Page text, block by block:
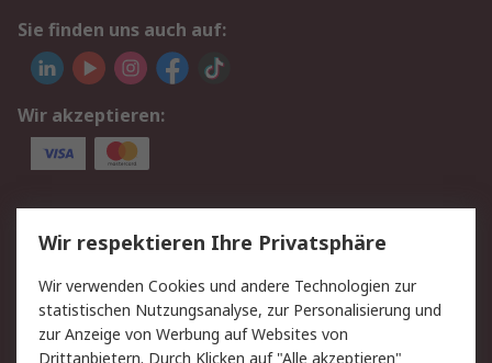
Sie finden uns auch auf:
Wir akzeptieren:
Service
Value Added Services
Lieferlösungen
Rücksendungen
Kontakt
Hilfe
Privatkunden
Wir respektieren Ihre Privatsphäre
Wir verwenden Cookies und andere Technologien zur
statistischen Nutzungsanalyse, zur Personalisierung und
zur Anzeige von Werbung auf Websites von
Drittanbietern. Durch Klicken auf "Alle akzeptieren"